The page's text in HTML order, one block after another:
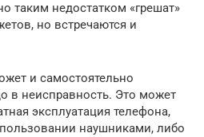
таким недостатком «грешат»
но встречаются и
и самостоятельно
в неисправность. Это может
эксплуатация телефона,
наушниками, либо